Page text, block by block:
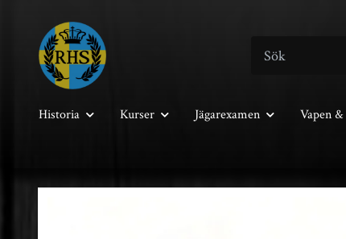
Historia Kurser Jägarexamen Vapen